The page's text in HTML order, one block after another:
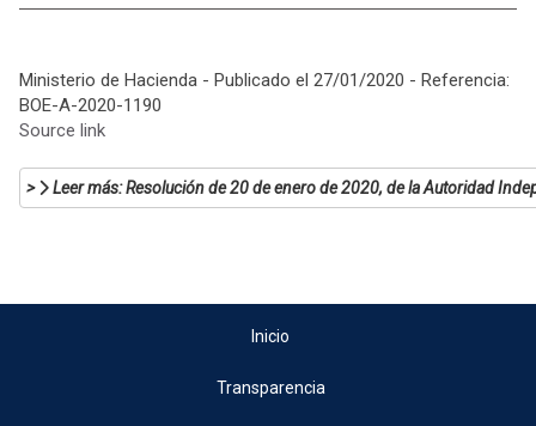
Ministerio de Hacienda - Publicado el 27/01/2020 - Referencia:
BOE-A-2020-1190
Source link
Leer más: Resolución de 20 de enero de 2020, de la Autoridad
Inicio
Transparencia